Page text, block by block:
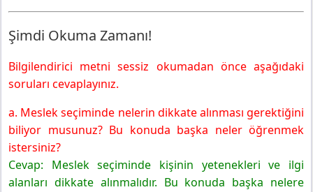
Sesli Düşünüyoruz
Şimdi Okuma Zamanı!
Bilgilendirici metni sessiz okumadan önce aşağıdaki
soruları cevaplayınız.
a. Meslek seçiminde nelerin dikkate alınması gerektiğini
biliyor musunuz? Bu konuda başka neler öğrenmek
istersiniz?
Cevap: Meslek seçiminde kişinin yetenekleri ve ilgi
alanları dikkate alınmalıdır. Bu konuda başka nelere